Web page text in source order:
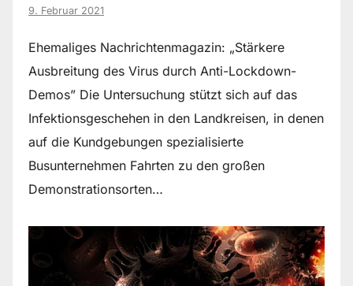
9. Februar 2021
Ehemaliges Nachrichtenmagazin: „Stärkere
Ausbreitung des Virus durch Anti-Lockdown-
Demos” Die Untersuchung stützt sich auf das
Infektionsgeschehen in den Landkreisen, in denen
auf die Kundgebungen spezialisierte
Busunternehmen Fahrten zu den großen
Demonstrationsorten…